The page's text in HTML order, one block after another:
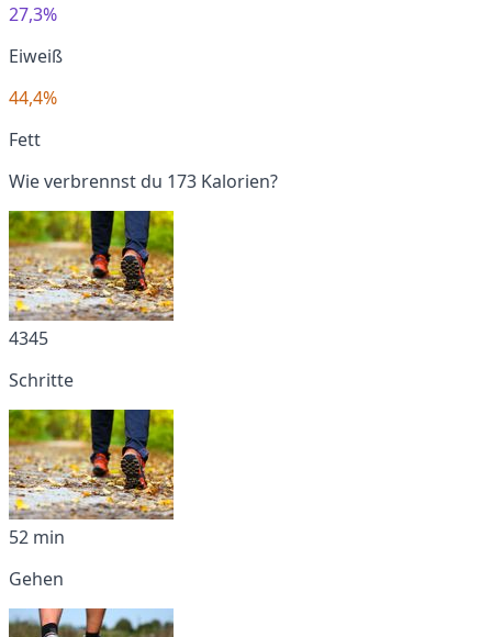
27,3%
Eiweiß
44,4%
Fett
Wie verbrennst du 173 Kalorien?
4345
Schritte
52 min
Gehen